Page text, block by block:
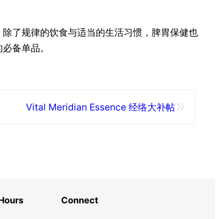
了规律的饮食与适当的生活习惯，脾胃保健也
备单品。
Vital Meridian Essence 经络大补帖
Connect